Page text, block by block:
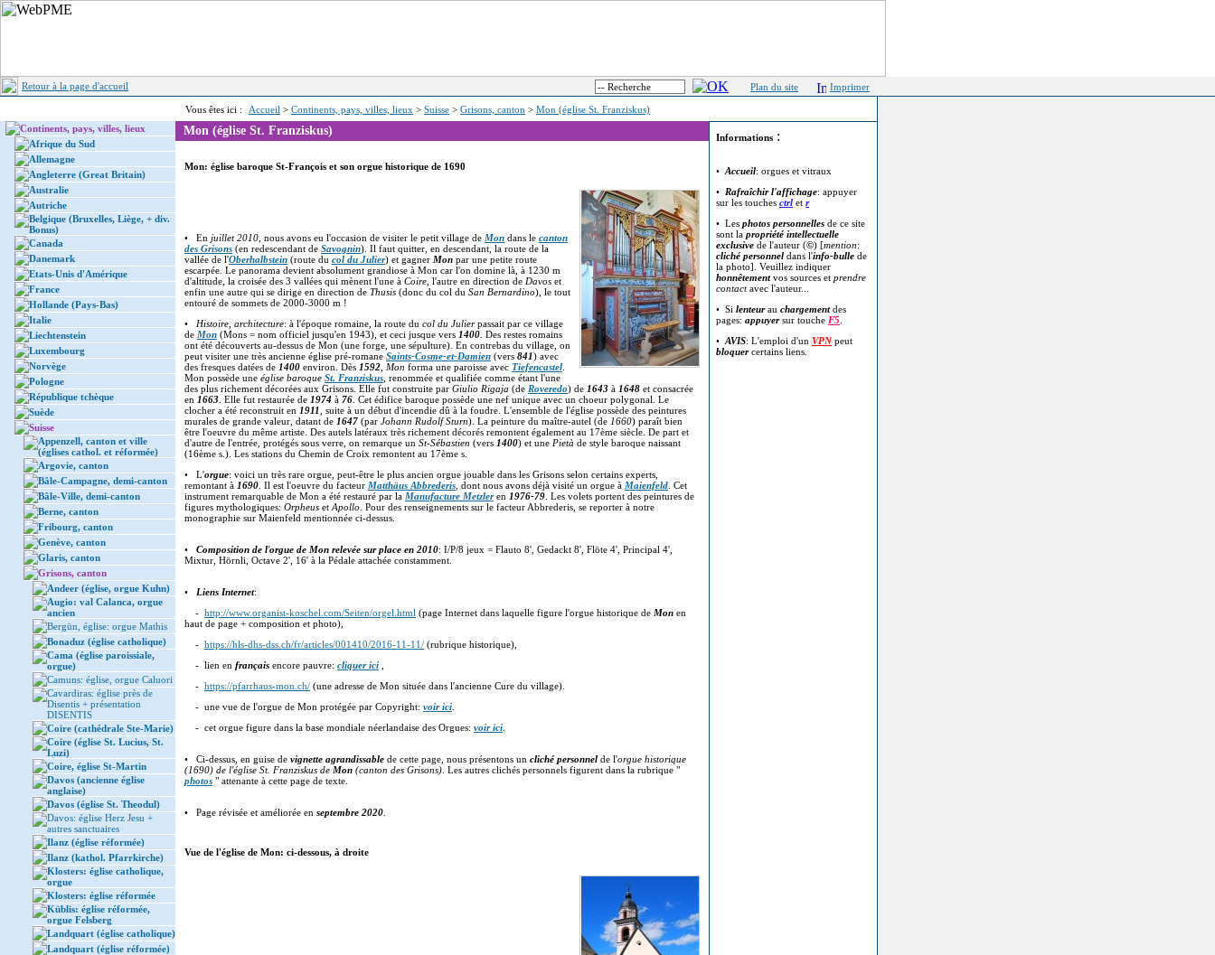
Retour à la page d'accueil Plan du site Imprimer
Vous êtes ici : Accueil > Continents, pays, villes, lieux > Suisse > Grisons, canton > Mon (église St. Franziskus)
Continents, pays, villes, lieux
Afrique du Sud
Allemagne
Angleterre (Great Britain)
Australie
Autriche
Belgique (Bruxelles, Liège, + div.
Bonus)
Canada
Danemark
Etats-Unis d'Amérique
France
Hollande (Pays-Bas)
Italie
Liechtenstein
Luxembourg
Norvège
Pologne
République tchèque
Suède
Suisse
Appenzell, canton et ville
(églises cathol. et réformée)
Argovie, canton
Bâle-Campagne, demi-canton
Bâle-Ville, demi-canton
Berne, canton
Fribourg, canton
Genève, canton
Glaris, canton
Grisons, canton
Andeer (église, orgue Kuhn)
Augio: val Calanca, orgue
ancien
Bergün, église: orgue Mathis
Bonaduz (église catholique)
Cama (église paroissiale,
orgue)
Camuns: église, orgue Caluori
Cavardiras: église près de
Disentis + présentation
DISENTIS
Coire (cathédrale Ste-Marie)
Coire (église St. Lucius, St.
Luzi)
Coire, église St-Martin
Davos (ancienne église
anglaise)
Davos (église St. Theodul)
Davos: église Herz Jesu +
autres sanctuaires
Ilanz (église réformée)
Ilanz (kathol. Pfarrkirche)
Klosters: église catholique,
orgue
Klosters: église réformée
Küblis: église réformée,
orgue Felsberg
Landquart (église catholique)
Landquart (église réformée)
Mon (église St. Franziskus)
Mon: église baroque St-François et son orgue historique de 1690
• En juillet 2010 , nous avons eu l'occasion de visiter le petit village de Mon dans le canton
des Grisons (en redescendant de Savognin). Il faut quitter, en descendant, la route de la
vallée de l'Oberhalbstein (route du col du Julier) et gagner Mon par une petite route
escarpée. Le panorama devient absolument grandiose à Mon car l'on domine là, à 1230 m
d'altitude, la croisée des 3 vallées qui mènent l'une à Coire , l'autre en direction de Davos et
enfin une autre qui se dirige en direction de Thusis (donc du col du San Bernardino), le tout
entouré de sommets de 2000-3000 m !
• Histoire, architecture: à l'époque romaine, la route du col du Julierpassait par ce village
de Mon (Mons = nom officiel jusqu'en 1943), et ceci jusque vers 1400 . Des restes romains
ont été découverts au-dessus de Mon (une forge, une sépulture). En contrebas du village, on
peut visiter une très ancienne église pré-romane Saints-Cosme-et-Damien (vers 841) avec
des fresques datées de 1400 environ. Dès 1592 Mon forma une paroisse avec Tiefencastel
Mon possède une église baroque St. Franziskus , renommée et qualifiée comme étant l'une
des plus richement décorées aux Grisons. Elle fut construite par Giulio Rigaja (de Roveredo) de 1643 à 1648 et consacrée
en 1663 . Elle fut restaurée de 1974 à 76 . Cet édifice baroque possède une nef unique avec un choeur polygonal. Le
clocher a été reconstruit en 1911 , suite à un début d'incendie dû à la foudre. L'ensemble de l'église possède des peintures
murales de grande valeur, datant de 1647 (par Johann Rudolf Sturn). La peinture du maître-autel (de 1660) paraît bien
être l'oeuvre du même artiste. Des autels latéraux très richement décorés remontent également au 17ème siècle. De part et
d'autre de l'entrée, protégés sous verre, on remarque un St-Sébastien (vers 1400) et une Pietà de style baroque naissant
(16ème s.). Les stations du Chemin de Croix remontent au 17ème s.
• L'orgue: voici un très rare orgue, peut-être le plus ancien orgue jouable dans les Grisons selon certains experts,
remontant à 1690 . Il est l'oeuvre du facteur Matthäus Abbrederis , dont nous avons déjà visité un orgue à Maienfeld . Cet
instrument remarquable de Mon a été restauré par la Manufacture Metzleren 1976-79 . Les volets portent des peintures de
figures mythologiques: Orpheus et Apollo . Pour des renseignements sur le facteur Abbrederis, se reporter à notre
monographie sur Maienfeld mentionnée ci-dessus.
• Composition de l'orgue de Mon relevée sur place en 2010: I/P/8 jeux = Flauto 8', Gedackt 8', Flöte 4', Principal 4',
Mixtur, Hörnli, Octave 2', 16' à la Pédale attachée constamment.
• Liens Internet:
- http://www.organist-koschel.com/Seiten/orgel.html (page Internet dans laquelle figure l'orgue historique de Mon en
haut de page + composition et photo),
- https://hls-dhs-dss.ch/fr/articles/001410/2016-11-11/ (rubrique historique),
- lien en français encore pauvre: cliquer ici
- https://pfarrhaus-mon.ch/ (une adresse de Mon située dans l'ancienne Cure du village).
- une vue de l'orgue de Mon protégée par Copyright: voir ici
- cet orgue figure dans la base mondiale néerlandaise des Orgues: voir ici
• Ci-dessus, en guise de vignette agrandissable de cette page, nous présentons un cliché personnel de l'orgue historique
(1690) de l'église St. Franziskus de Mon (canton des Grisons) . Les autres clichés personnels figurent dans la rubrique "
photos " attenante à cette page de texte.
• Page révisée et améliorée en septembre 2020
Vue de l'église de Mon: ci-dessous, à droite
Informations :
• Accueil: orgues et vitraux
• Rafraîchir l'affichage: appuyer
sur les touches ctrl et r
• Les photos personnelles de ce site
sont la propriété intellectuelle
exclusive de l'auteur (©) [mention:
cliché personnel dans l'info-bulle de
la photo]. Veuillez indiquer
honnêtementvos sources et prendre
contactavec l'auteur...
• Si lenteurau chargementdes
pages: appuyersur touche F5
• AVIS: L'emploi d'un VPNpeut
bloquercertains liens.